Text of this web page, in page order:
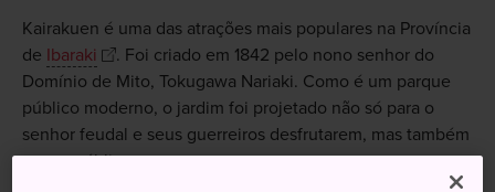
Kairakuen é uma das atrações mais populares na Província
de Ibaraki
. Foi criado em 1842 pelo nono senhor do
Domínio de Mito, Tokugawa Nariaki. Como é um parque
público moderno, o jardim foi projetado não só para o
senhor feudal e seus guerreiros desfrutarem, mas também
para o público.